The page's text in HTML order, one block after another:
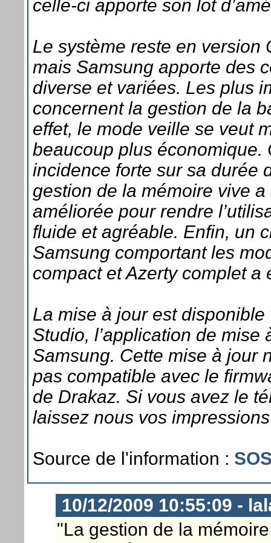
celle-ci apporte son lot
Le système reste en version
mais Samsung apporte des
diverse et variées. Les plus
concernent la gestion de la
effet, le mode veille se veut
beaucoup plus économique.
incidence forte sur sa durée
gestion de la mémoire vive a
améliorée pour rendre
fluide et agréable. Enfin, un
Samsung comportant les
compact et Azerty complet a
La mise à jour est disponible
Studio, l’application de mise
Samsung. Cette mise à jour
pas compatible avec le
de Drakaz. Si vous avez le
laissez nous vos
Source de l'information :
10/12/2009 10:55:09 -
"La gestion de la